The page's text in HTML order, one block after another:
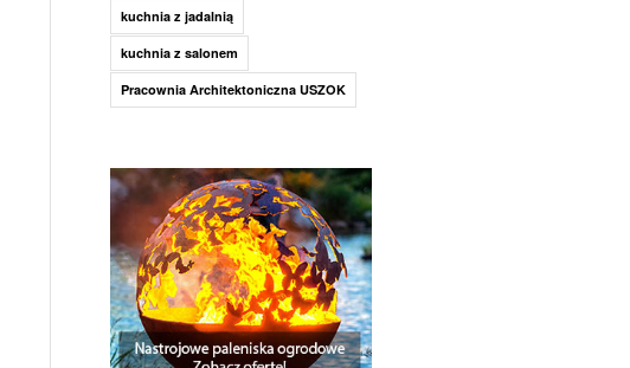
kuchnia z jadalnią
kuchnia z salonem
Pracownia Architektoniczna USZOK